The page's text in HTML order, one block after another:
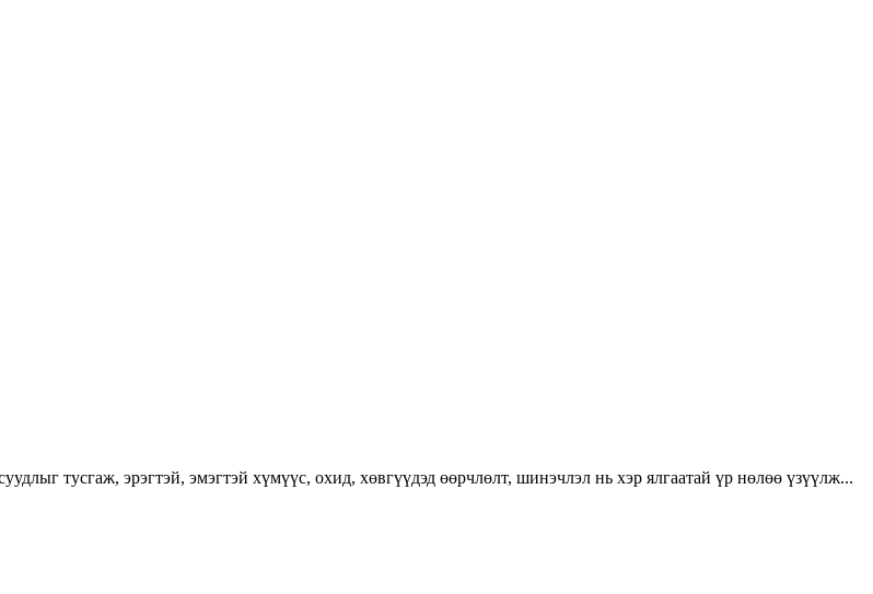
тусгаж, эрэгтэй, эмэгтэй хүмүүс, охид, хөвгүүдэд өөрчлөлт, шинэчлэл нь хэр ялгаатай үр нөлөө үзүүлж...